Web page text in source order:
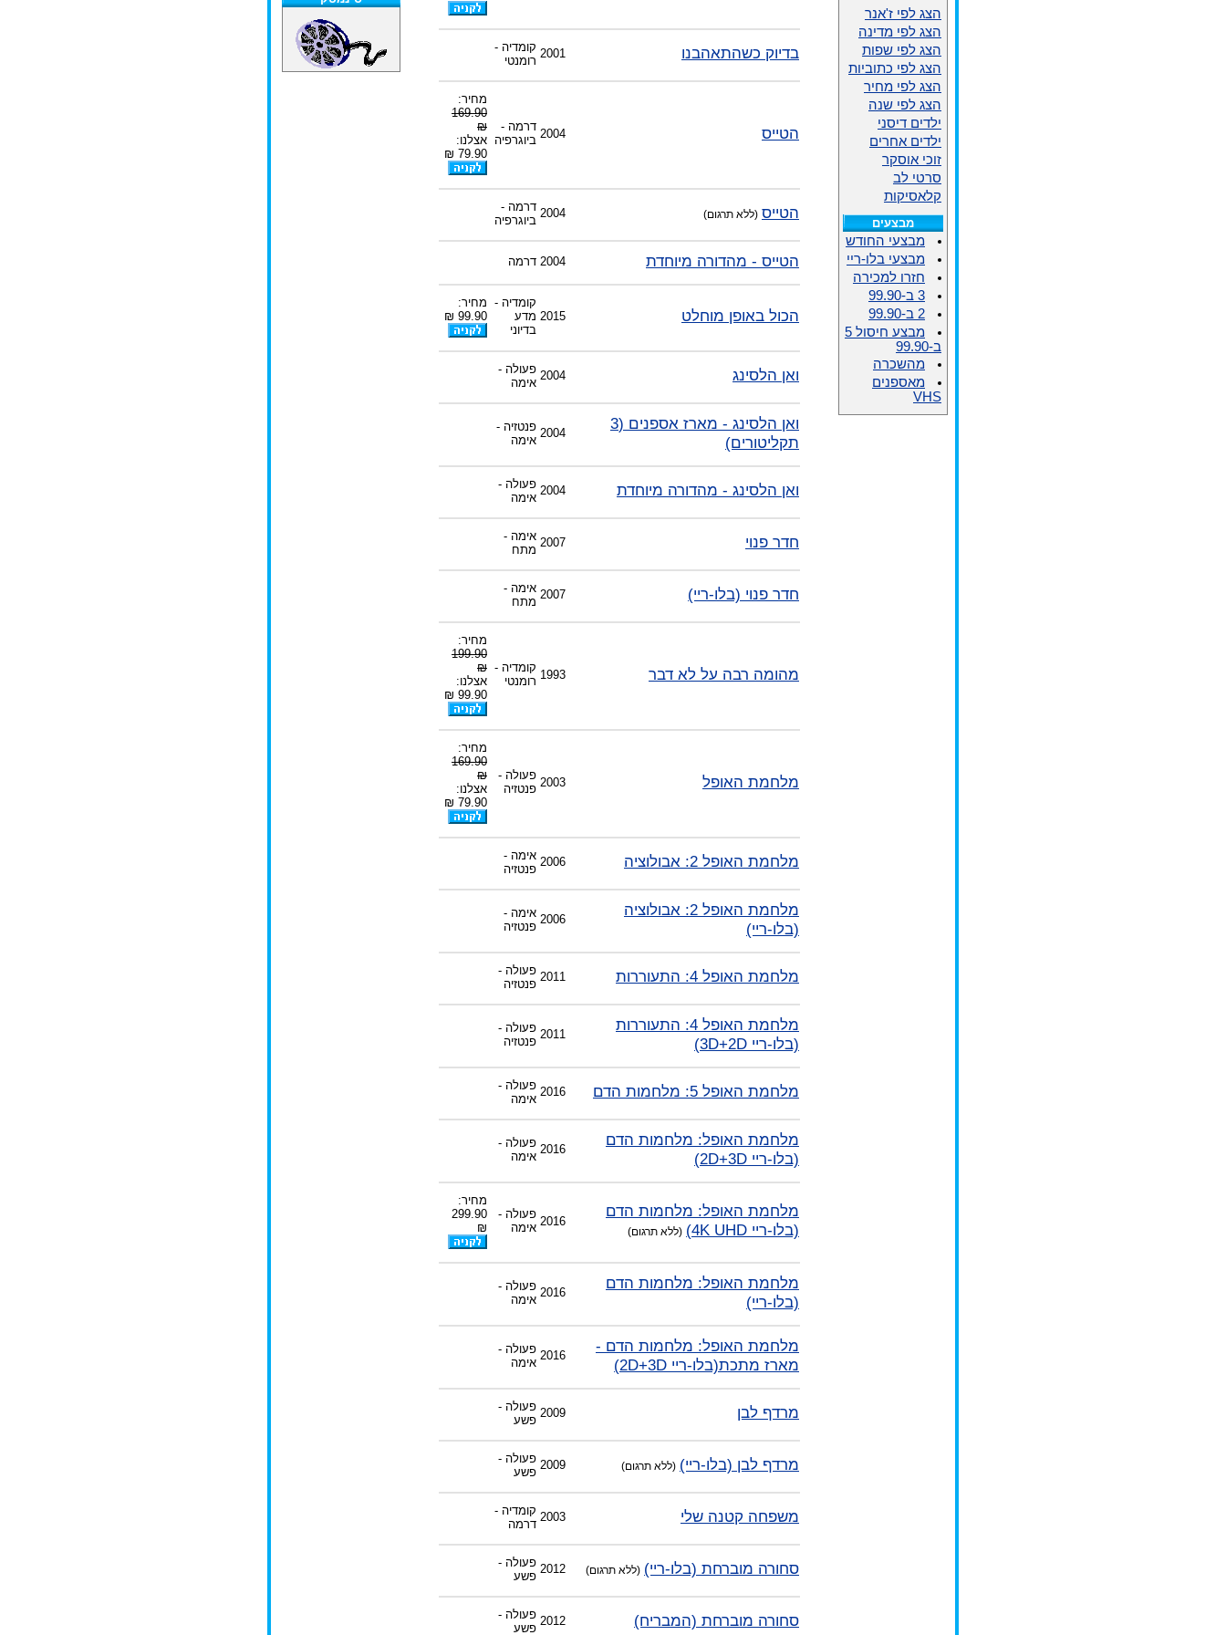
בדיוק כשהתאהבנו 2001 קומדיה -
רומנטי
הטייס 2004
דרמה -
ביוגרפיה
מחיר:
169.90
₪
אצלנו:
79.90 ₪
הטייס (ללא תרגום) 2004 דרמה -
ביוגרפיה
הטייס - מהדורה מיוחדת 2004 דרמה
הכול באופן מוחלט 2015
קומדיה -
מדע
בדיוני
מחיר:
99.90 ₪
ואן הלסינג 2004 פעולה -
אימה
ואן הלסינג - מארז אספנים (3
תקליטורים)
2004 פנטזיה -
אימה
ואן הלסינג - מהדורה מיוחדת 2004 פעולה -
אימה
חדר פנוי 2007 אימה -
מתח
חדר פנוי (בלו-ריי) 2007 אימה -
מתח
מהומה רבה על לא דבר 1993
קומדיה -
רומנטי
מחיר:
199.90
₪
אצלנו:
99.90 ₪
מלחמת האופל 2003
פעולה -
פנטזיה
מחיר:
169.90
₪
אצלנו:
79.90 ₪
מלחמת האופל 2: אבולוציה 2006 אימה -
פנטזיה
מלחמת האופל 2: אבולוציה
(בלו-ריי)
2006 אימה -
פנטזיה
מלחמת האופל 4: התעוררות 2011 פעולה -
פנטזיה
מלחמת האופל 4: התעוררות
(בלו-ריי 3D+2D)
2011 פעולה -
פנטזיה
מלחמת האופל 5: מלחמות הדם 2016 פעולה -
אימה
מלחמת האופל: מלחמות הדם
(בלו-ריי 2D+3D)
2016 פעולה -
אימה
מלחמת האופל: מלחמות הדם
(בלו-ריי 4K UHD)
(ללא תרגום)
2016
פעולה -
אימה
מחיר:
299.90
₪
מלחמת האופל: מלחמות הדם
(בלו-ריי)
2016 פעולה -
אימה
מלחמת האופל: מלחמות הדם -
מארז מתכת(בלו-ריי 2D+3D)
2016 פעולה -
אימה
מרדף לבן 2009 פעולה -
פשע
מרדף לבן (בלו-ריי) (ללא תרגום) 2009 פעולה -
פשע
משפחה קטנה שלי 2003 קומדיה -
דרמה
סחורה מוברחת (בלו-ריי) (ללא תרגום) 2012 פעולה -
פשע
סחורה מוברחת (המבריח) 2012 פעולה -
פשע
הצג לפי ז'אנר
הצג לפי מדינה
הצג לפי שפות
הצג לפי כתוביות
הצג לפי מחיר
הצג לפי שנה
ילדים דיסני
ילדים אחרים
זוכי אוסקר
סרטי לב
קלאסיקות
מבצעים
מבצעי החודש
מבצעי בלו-ריי
חזרו למכירה
3 ב-99.90
2 ב-99.90
מבצע חיסול 5
ב-99.90
מהשכרה
מאספנים
VHS